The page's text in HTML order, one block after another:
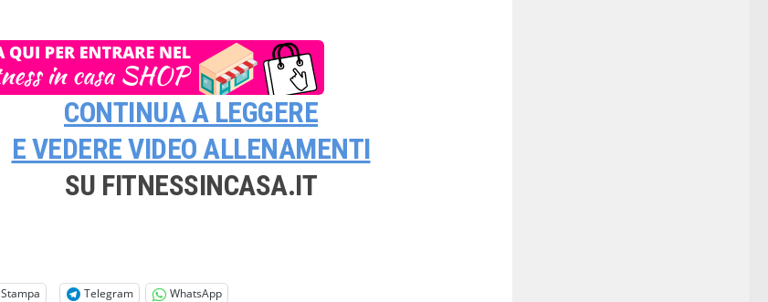
CONTINUA A LEGGERE
E VEDEREVIDEO ALLENAMENTI
SU FITNESSINCASA.IT
Stampa Telegram WhatsApp